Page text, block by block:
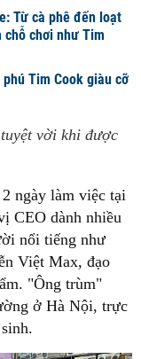
Từ cà phê đến loạt
chơi như Tim
Tim Cook giàu cỡ
vời khi được
ngày làm việc tại
CEO dành nhiều
nổi tiếng như
Việt Max, đạo
"Ông trùm"
ở Hà Nội, trực